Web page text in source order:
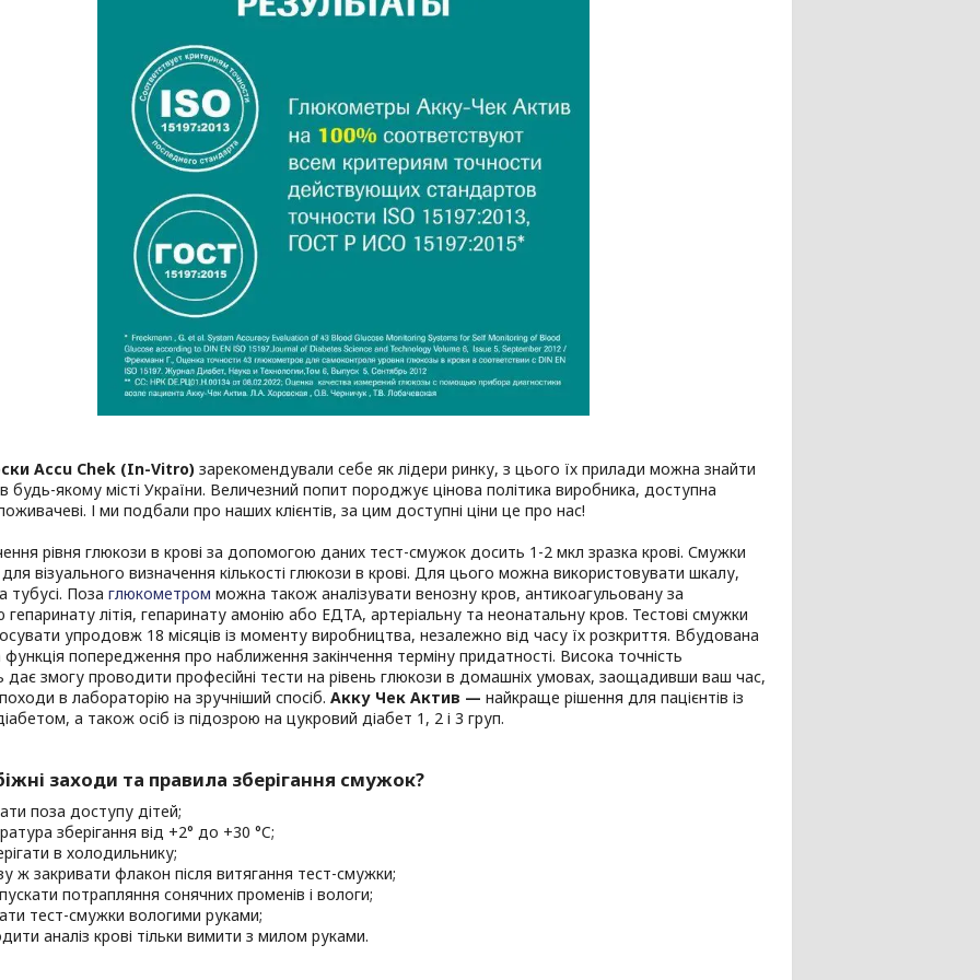
Accu Chek (In-Vitro) зарекомендували себе як лідери ринку, з цього їх прилади можна знайти
будь-якому місті України. Величезний попит породжує цінова політика виробника, доступна
І ми подбали про наших клієнтів, за цим доступні ціни це про нас!
рівня глюкози в крові за допомогою даних тест-смужок досить 1-2 мкл зразка крові. Смужки
для візуального визначення кількості глюкози в крові. Для цього можна використовувати шкалу,
тубусі. Поза глюкометром можна також аналізувати венозну кров, антикоагульовану за
літія, гепаринату амонію або ЕДТА, артеріальну та неонатальну кров. Тестові смужки
упродовж 18 місяців із моменту виробництва, незалежно від часу їх розкриття. Вбудована
попередження про наближення закінчення терміну придатності. Висока точність
дає змогу проводити професійні тести на рівень глюкози в домашніх умовах, заощадивши ваш час,
в лабораторію на зручніший спосіб. Акку Чек Актив — найкраще рішення для пацієнтів із
а також осіб із підозрою на цукровий діабет 1, 2 і 3 груп.
заходи та правила зберігання смужок?
поза доступу дітей;
зберігання від +2° до +30 °C;
в холодильнику;
ж закривати флакон після витягання тест-смужки;
потрапляння сонячних променів і вологи;
тест-смужки вологими руками;
аналіз крові тільки вимити з милом руками.